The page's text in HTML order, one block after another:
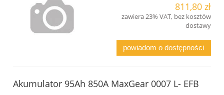
811,80 zł
zawiera 23% VAT, bez kosztów
dostawy
powiadom o dostępności
Akumulator 95Ah 850A MaxGear 0007 L- EFB